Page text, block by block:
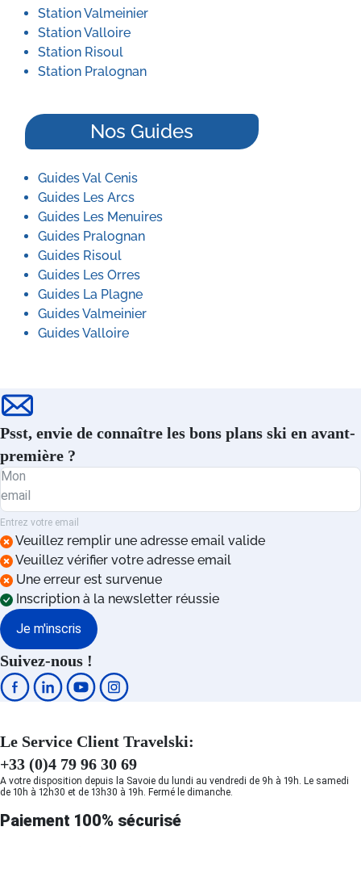
Station Valmeinier
Station Valloire
Station Risoul
Station Pralognan
Nos Guides
Guides Val Cenis
Guides Les Arcs
Guides Les Menuires
Guides Pralognan
Guides Risoul
Guides Les Orres
Guides La Plagne
Guides Valmeinier
Guides Valloire
Psst, envie de connaître les bons plans ski en avant-
première ?
Mon
email
Entrez votre email
Veuillez remplir une adresse email valide
Veuillez vérifier votre adresse email
Une erreur est survenue
Inscription à la newsletter réussie
Je m'inscris
Suivez-nous !
Le Service Client Travelski:
+33 (0)4 79 96 30 69
A votre disposition depuis la Savoie du lundi au vendredi de 9h à 19h. Le samedi
de 10h à 12h30 et de 13h30 à 19h. Fermé le dimanche.
Paiement 100% sécurisé